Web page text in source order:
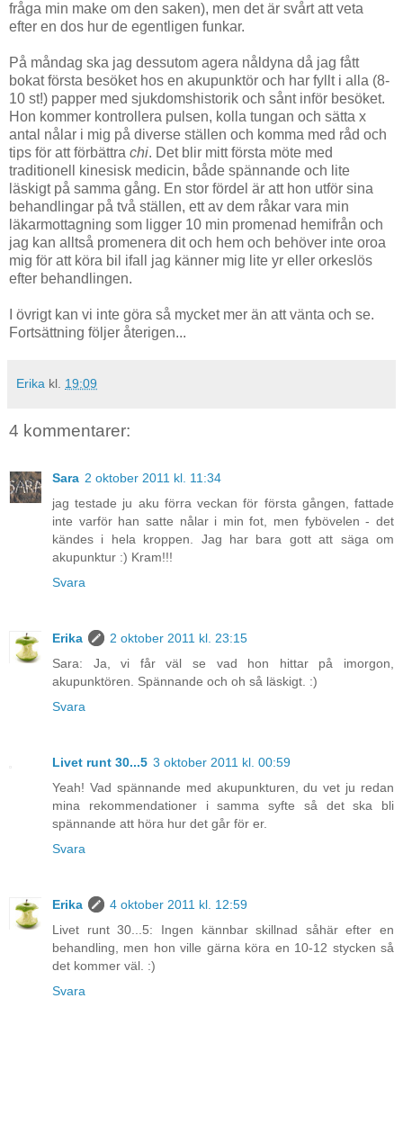
fråga min make om den saken), men det är svårt att veta
efter en dos hur de egentligen funkar.
På måndag ska jag dessutom agera nåldyna då jag fått
bokat första besöket hos en akupunktör och har fyllt i alla (8-
10 st!) papper med sjukdomshistorik och sånt inför besöket.
Hon kommer kontrollera pulsen, kolla tungan och sätta x
antal nålar i mig på diverse ställen och komma med råd och
tips för att förbättra chi. Det blir mitt första möte med
traditionell kinesisk medicin, både spännande och lite
läskigt på samma gång. En stor fördel är att hon utför sina
behandlingar på två ställen, ett av dem råkar vara min
läkarmottagning som ligger 10 min promenad hemifrån och
jag kan alltså promenera dit och hem och behöver inte oroa
mig för att köra bil ifall jag känner mig lite yr eller orkeslös
efter behandlingen.
I övrigt kan vi inte göra så mycket mer än att vänta och se.
Fortsättning följer återigen...
Erika kl. 19:09
4 kommentarer:
Sara 2 oktober 2011 kl. 11:34
jag testade ju aku förra veckan för första gången, fattade
inte varför han satte nålar i min fot, men fybövelen - det
kändes i hela kroppen. Jag har bara gott att säga om
akupunktur :) Kram!!!
Svara
Erika
2 oktober 2011 kl. 23:15
Sara: Ja, vi får väl se vad hon hittar på imorgon,
akupunktören. Spännande och oh så läskigt. :)
Svara
Livet runt 30...5 3 oktober 2011 kl. 00:59
Yeah! Vad spännande med akupunkturen, du vet ju redan
mina rekommendationer i samma syfte så det ska bli
spännande att höra hur det går för er.
Svara
Erika
4 oktober 2011 kl. 12:59
Livet runt 30...5: Ingen kännbar skillnad såhär efter en
behandling, men hon ville gärna köra en 10-12 stycken så
det kommer väl. :)
Svara